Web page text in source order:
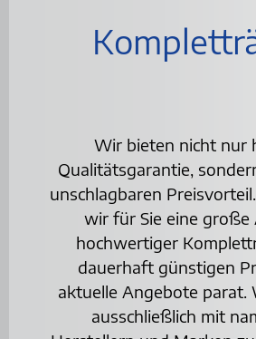
Wir bieten nicht nur
Qualitätsgarantie,
unschlagbaren
wir für Sie eine große
hochwertiger
dauerhaft günstigen
aktuelle Angebote parat.
ausschließlich mit